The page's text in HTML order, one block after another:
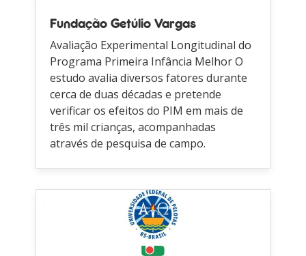
Fundação Getúlio Vargas
Avaliação Experimental Longitudinal do
Programa Primeira Infância Melhor O
estudo avalia diversos fatores durante
cerca de duas décadas e pretende
verificar os efeitos do PIM em mais de
três mil crianças, acompanhadas
através de pesquisa de campo.